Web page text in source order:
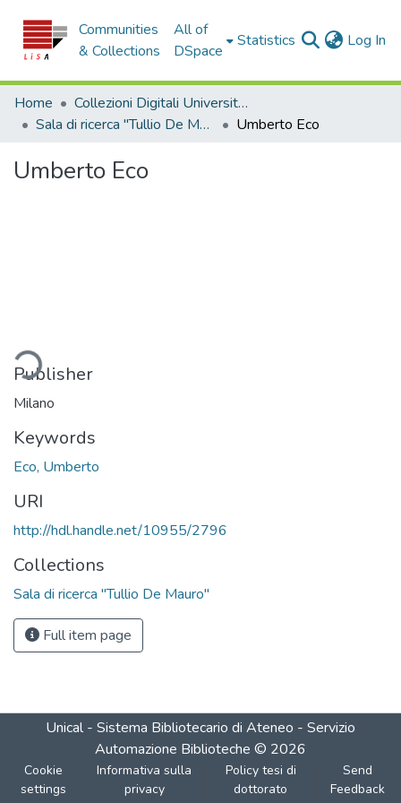
Communities
& Collections
All of
DSpace
Statistics Log In
Home
Collezioni Digitali Università della Calabria
Sala di ricerca "Tullio De Mauro"
Umberto Eco
Umberto Eco
Publisher
Milano
Keywords
Eco, Umberto
URI
http://hdl.handle.net/10955/2796
Collections
Sala di ricerca "Tullio De Mauro"
Full item page
Unical - Sistema Bibliotecario di Ateneo - Servizio
Automazione Biblioteche © 2026
Cookie
settings
Informativa sulla
privacy
Policy tesi di
dottorato
Send
Feedback